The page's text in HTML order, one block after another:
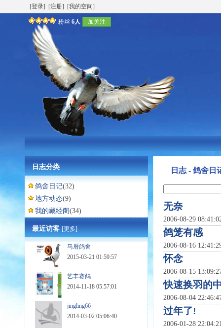
[登录] [注册] [我的空间]
粉丝 6人 加关注
日志分类
鸽舍日记(32)
地方动态(9)
我的藏经阁(34)
最近访客[更多]
马厝鸽舍
2015-03-21 01:59:57
艺丰赛鸽
2014-11-18 05:57:01
jingling66
2014-03-02 05:06:40
日志 - 鸽舍日
无奈
2006-08-29
鸽笼有感
2006-08-16
怀念
2006-08-15
快速换羽的
2006-08-04
过年了!
2006-01-28